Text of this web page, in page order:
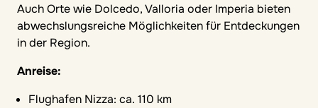
Auch Orte wie Dolcedo, Valloria oder Imperia bieten
abwechslungsreiche Möglichkeiten für Entdeckungen
in der Region.
Anreise:
Flughafen Nizza: ca. 110 km